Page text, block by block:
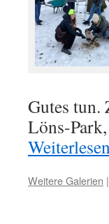
Gutes tun.
Löns-
Weitere Galerien |